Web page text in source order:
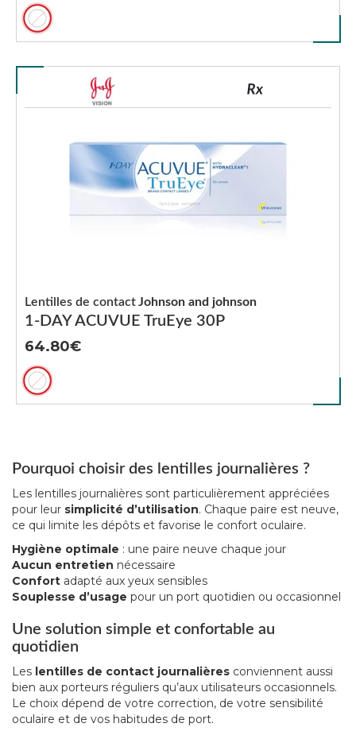
1-DAY ACUVUE TruEye 30P
Lentilles de contactJohnson and johnson
64.80
Pourquoi choisir des lentilles journalières ?
Les lentilles journalières sont particulièrement appréciées
pour leur simplicité d’utilisation. Chaque paire est neuve,
ce qui limite les dépôts et favorise le confort oculaire.
Hygiène optimale : une paire neuve chaque jour
Aucun entretien nécessaire
Confort adapté aux yeux sensibles
Souplesse d’usage pour un port quotidien ou occasionnel
Une solution simple et confortable au
quotidien
Les lentilles de contact journalières conviennent aussi
bien aux porteurs réguliers qu’aux utilisateurs occasionnels.
Le choix dépend de votre correction, de votre sensibilité
oculaire et de vos habitudes de port.